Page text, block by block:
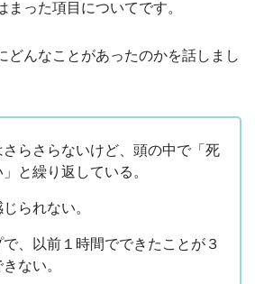
まった項目についてです。
どんなことがあったのかを話しまし
らさらないけど、頭の中で「死
と繰り返している。
られない。
、以前１時間でできたことが３
ない。